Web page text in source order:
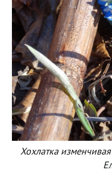
Хохлатка